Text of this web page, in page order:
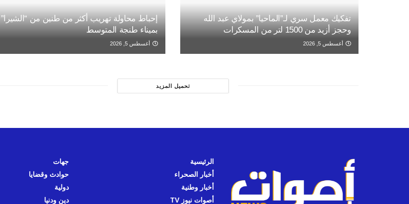
تفكيك معمل سري لـ”الماحيا” بمولاي عبد الله
وحجز أزيد من 1500 لتر من المسكرات
أغسطس 5, 2026
إحباط محاولة تهريب أكثر من طنين من “الشيرا”
بميناء طنجة المتوسط
أغسطس 5, 2026
تحميل المزيد
الرئيسية
أخبار الصحراء
أخبار وطنية
أصوات نيوز TV
جهات
حوادث وقضايا
دولية
دين ودنيا